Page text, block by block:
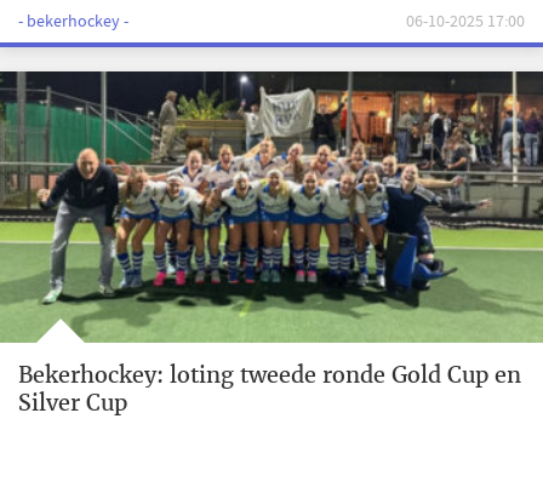
- bekerhockey - 06-10-2025 17:00
Bekerhockey: loting tweede ronde Gold Cup en
Silver Cup